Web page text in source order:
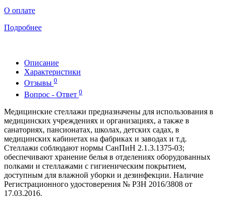
О оплате
Подробнее
Описание
Характеристики
Отзывы 0
Вопрос - Ответ 0
Медицинские стеллажи предназначены для использования в
медицинских учреждениях и организациях, а также в
санаториях, пансионатах, школах, детских садах, в
медицинских кабинетах на фабриках и заводах и т.д.
Стеллажи соблюдают нормы СанПиН 2.1.3.1375-03;
обеспечивают хранение белья в отделениях оборудованных
полками и стеллажами с гигиеническим покрытием,
доступным для влажной уборки и дезинфекции. Наличие
Регистрационного удостоверения № РЗН 2016/3808 от
17.03.2016.